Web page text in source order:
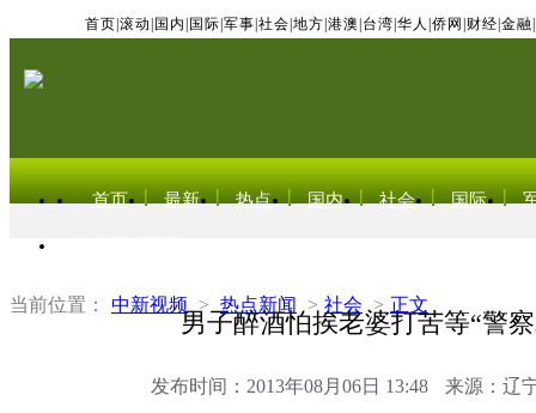
首页 滚动 国内 国际 军事 社会 地方 港澳 台湾 华人 侨网 财经 金融
首页 最新 热点 国内 社会 国际
当前位置： 中新视频 > 热点新闻 > 社会 > 正文
男子醉酒怕挨老婆打苦等“警
发布时间：2013年08月06日 13:48 来源：辽